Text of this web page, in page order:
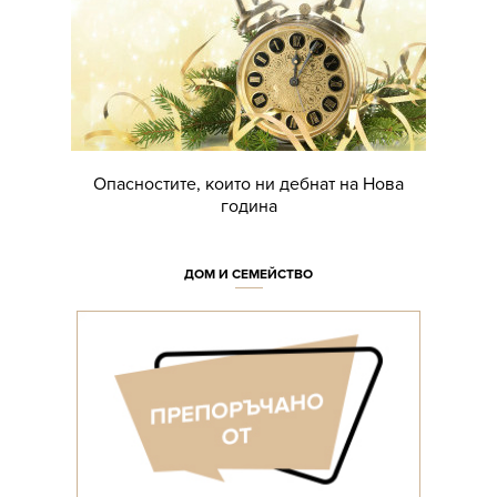
Опасностите, които ни дебнат на Нова
година
ДОМ И СЕМЕЙСТВО